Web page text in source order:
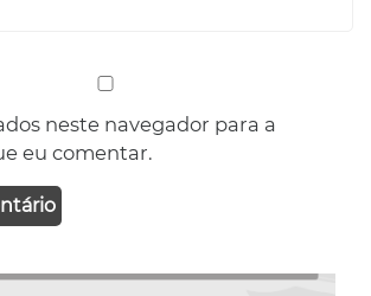
neste navegador para a
eu comentar.